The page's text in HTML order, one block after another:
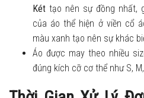
Két tạo nên sự đồng nhất,
của áo thể hiện ở viền cổ
màu xanh tạo nên sự khác
Áo được may theo nhiều
đúng kích cỡ cơ thể như S, M,